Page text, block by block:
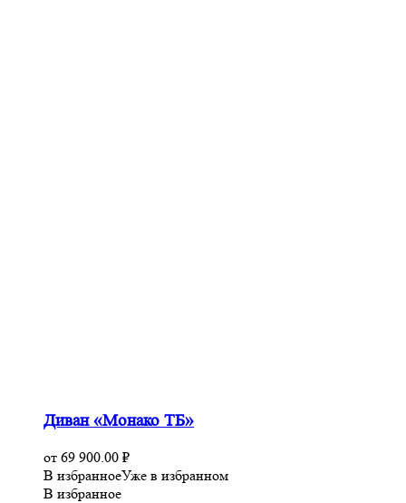
Диван «Монако ТБ»
от 69 900.00 ₽
В избранноеУже в избранном
В избранное